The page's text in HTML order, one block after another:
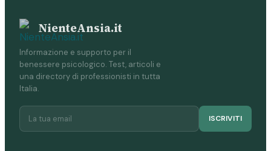
NienteAnsia.it
Informazione e supporto per il
benessere psicologico. Test, articoli e
una directory di professionisti in tutta
Italia.
ISCRIVITI